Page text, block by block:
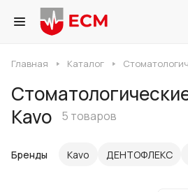
Главная Каталог
Kavo
5 товаров
Бренды Kavo ДЕНТОФЛЕКС